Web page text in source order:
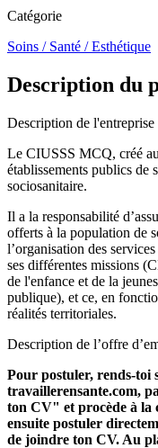
Catégorie
Soins / Santé / Esthétique
Description du
Description de l'entreprise
Le CIUSSS MCQ, créé
établissements publics de
sociosanitaire.
Il a la responsabilité
offerts à la population de
l’organisation des
ses différentes missions
de l'enfance et de la
publique), et ce, en
réalités territoriales.
Description de l’offre
Pour postuler, rends-toi
travaillerensante.com,
ton CV" et procède à la
ensuite postuler
de joindre ton CV. Au